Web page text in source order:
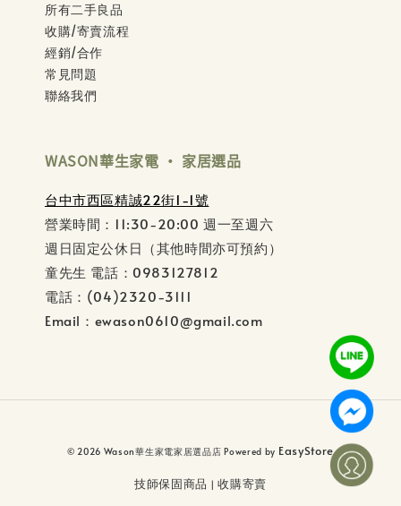
所有二手良品
收購/寄賣流程
經銷/合作
常見問題
聯絡我們
WASON華生家電 ‧ 家居選品
台中市西區精誠22街1-1號
營業時間：11:30-20:00 週一至週六
週日固定公休日（其他時間亦可預約）
童先生 電話：0983127812
電話：(04)2320-3111
Email：ewason0610@gmail.com
© 2026 Wason華生家電家居選品店 Powered by EasyStore
技師保固商品 |收購寄賣